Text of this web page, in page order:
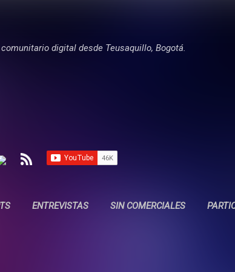
digital desde Teusaquillo, Bogotá.
ENTREVISTAS SIN COMERCIALES